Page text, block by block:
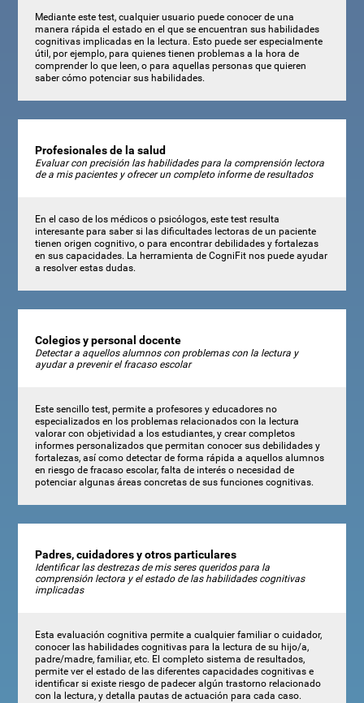
Mediante este test, cualquier usuario puede conocer de una
manera rápida el estado en el que se encuentran sus habilidades
cognitivas implicadas en la lectura. Esto puede ser especialmente
útil, por ejemplo, para quienes tienen problemas a la hora de
comprender lo que leen, o para aquellas personas que quieren
saber cómo potenciar sus habilidades.
Profesionales de la salud
Evaluar con precisión las habilidades para la comprensión lectora
de a mis pacientes y ofrecer un completo informe de resultados
En el caso de los médicos o psicólogos, este test resulta
interesante para saber si las dificultades lectoras de un paciente
tienen origen cognitivo, o para encontrar debilidades y fortalezas
en sus capacidades. La herramienta de CogniFit nos puede ayudar
a resolver estas dudas.
Colegios y personal docente
Detectar a aquellos alumnos con problemas con la lectura y
ayudar a prevenir el fracaso escolar
Este sencillo test, permite a profesores y educadores no
especializados en los problemas relacionados con la lectura
valorar con objetividad a los estudiantes, y crear completos
informes personalizados que permitan conocer sus debilidades y
fortalezas, así como detectar de forma rápida a aquellos alumnos
en riesgo de fracaso escolar, falta de interés o necesidad de
potenciar algunas áreas concretas de sus funciones cognitivas.
Padres, cuidadores y otros particulares
Identificar las destrezas de mis seres queridos para la
comprensión lectora y el estado de las habilidades cognitivas
implicadas
Esta evaluación cognitiva permite a cualquier familiar o cuidador,
conocer las habilidades cognitivas para la lectura de su hijo/a,
padre/madre, familiar, etc. El completo sistema de resultados,
permite ver el estado de las diferentes capacidades cognitivas e
identificar si existe riesgo de padecer algún trastorno relacionado
con la lectura, y detalla pautas de actuación para cada caso.